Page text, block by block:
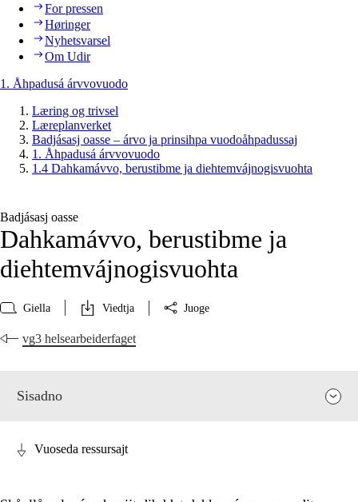
For pressen
Høringer
Nyhetsvarsel
Om Udir
1. Åhpadusá árvvovuodo
Læring og trivsel
Læreplanverket
Badjásasj oasse – árvo ja prinsihpa vuodoåhpadussaj
1. Åhpadusá árvvovuodo
1.4 Dahkamávvo, berustibme ja diehtemvájnogisvuohta
Badjásasj oasse
Dahkamávvo, berustibme ja
diehtemvájnogisvuohta
Giella Viedtja Juoge
vg3 helsearbeiderfaget
Sisadno
Vuoseda ressursajt